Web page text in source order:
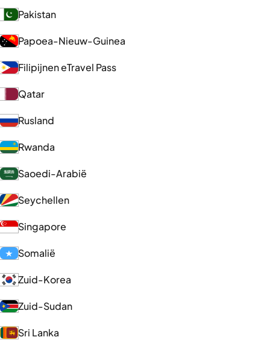
Pakistan
Papoea-Nieuw-Guinea
Filipijnen eTravel Pass
Qatar
Rusland
Rwanda
Saoedi-Arabië
Seychellen
Singapore
Somalië
Zuid-Korea
Zuid-Sudan
Sri Lanka